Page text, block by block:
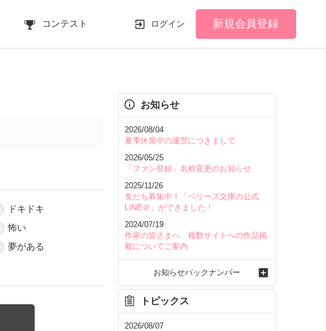
コンテスト ログイン 新規会員登録
ドキドキ
怖い
夢がある
お知らせ
2026/08/04
夏季休業中の運営につきまして
2026/05/25
「ファン登録」名称変更のお知らせ
2025/11/26
友だち募集中！「ベリーズ文庫の公式
LINE＠」ができました！
2024/07/19
作家の皆さまへ 複数サイトへの作品掲
載についてご案内
お知らせバックナンバー
トピックス
2026/08/07